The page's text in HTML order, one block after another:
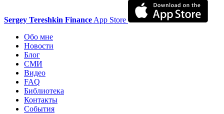
Sergey Tereshkin Finance App Store
Обо мне
Новости
Блог
СМИ
Видео
FAQ
Библиотека
Контакты
События